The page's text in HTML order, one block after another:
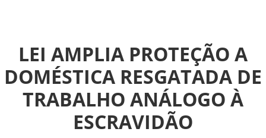
LEI AMPLIA PROTEÇÃO A
DOMÉSTICA RESGATADA DE
TRABALHO ANÁLOGO À
ESCRAVIDÃO